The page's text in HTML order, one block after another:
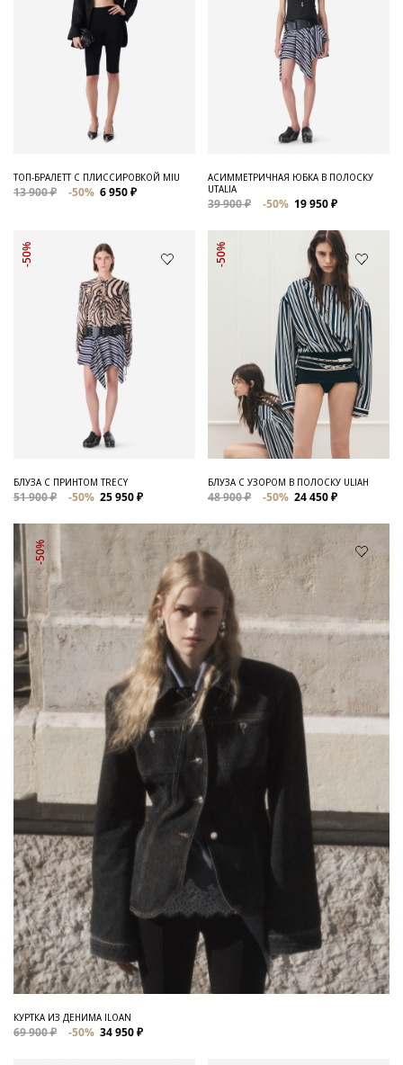
ТОП-БРАЛЕТТ С ПЛИССИРОВКОЙ MIU
13 900 ₽ -50% 6 950 ₽
АСИММЕТРИЧНАЯ ЮБКА В ПОЛОСКУ
UTALIA
39 900 ₽ -50% 19 950 ₽
-50%
БЛУЗА С ПРИНТОМ TRECY
51 900 ₽ -50% 25 950 ₽
-50%
БЛУЗА С УЗОРОМ В ПОЛОСКУ ULIAH
48 900 ₽ -50% 24 450 ₽
-50%
КУРТКА ИЗ ДЕНИМА ILOAN
69 900 ₽ -50% 34 950 ₽